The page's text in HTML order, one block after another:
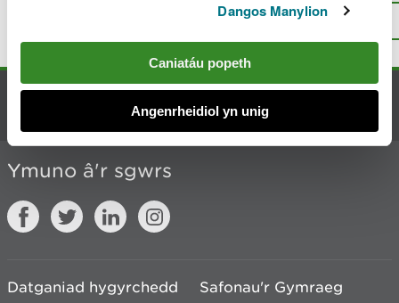
Dangos Manylion
Caniatáu popeth
Angenrheidiol yn unig
I fyny
Cysylltu â ni
Ymuno â'r sgwrs
Datganiad hygyrchedd Safonau'r Gymraeg